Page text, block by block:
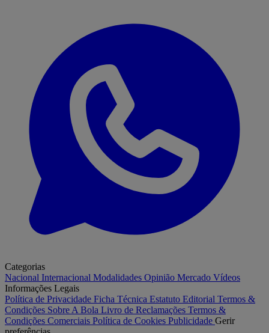
Categorias
Nacional Internacional Modalidades Opinião Mercado Vídeos
Informações Legais
Política de Privacidade Ficha Técnica Estatuto Editorial Termos &
Condições Sobre A Bola Livro de Reclamações Termos &
Condições Comerciais Política de Cookies Publicidade Gerir